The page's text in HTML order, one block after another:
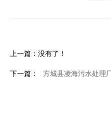
上一篇：没有了！
下一篇： 方城县凌海污水处理